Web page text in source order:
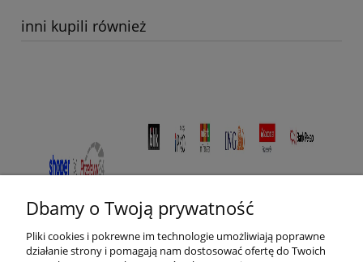
inni kupili również
Dbamy o Twoją prywatność
Pliki cookies i pokrewne im technologie umożliwiają poprawne
działanie strony i pomagają nam dostosować ofertę do Twoich